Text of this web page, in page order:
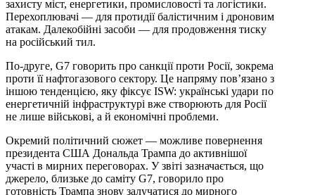
захисту міст, енергетики, промисловості та логістики.
Перехоплювачі — для протидії балістичним і дроновим
атакам. Далекобійні засоби — для продовження тиску
на російський тил.
По-друге, G7 говорить про санкції проти Росії, зокрема
проти її нафтогазового сектору. Це напряму пов’язано з
іншою тенденцією, яку фіксує ISW: українські удари по
енергетичній інфраструктурі вже створюють для Росії
не лише військові, а й економічні проблеми.
Окремий політичний сюжет — можливе повернення
президента США Дональда Трампа до активнішої
участі в мирних переговорах. У звіті зазначається, що
джерело, близьке до саміту G7, говорило про
готовність Трампа знову залучатися до мирного